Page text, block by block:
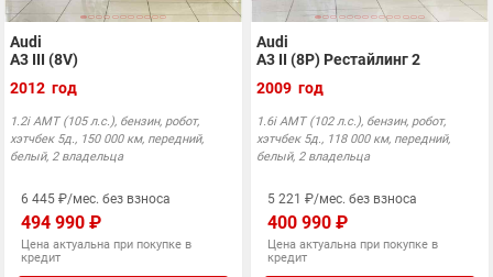
Audi
A3 III (8V)
2012 год
1.2i AMT (105 л.с.), бензин, робот,
хэтчбек 5д., 150 000 км, передний,
белый, 2 владельца
6 445 ₽/мес. без взноса
494 990 ₽
Цена актуальна при покупке в
кредит
Audi
A3 II (8P) Рестайлинг 2
2009 год
1.6i AMT (102 л.с.), бензин, робот,
хэтчбек 5д., 118 000 км, передний,
белый, 2 владельца
5 221 ₽/мес. без взноса
400 990 ₽
Цена актуальна при покупке в
кредит